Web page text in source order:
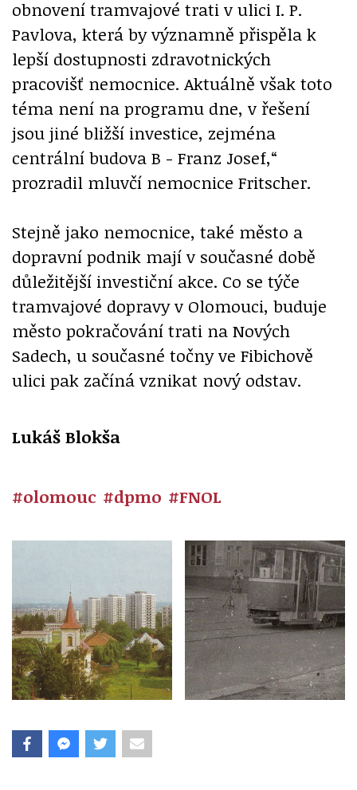
obnovení tramvajové trati v ulici I. P.
Pavlova, která by významně přispěla k
lepší dostupnosti zdravotnických
pracovišť nemocnice. Aktuálně však toto
téma není na programu dne, v řešení
jsou jiné bližší investice, zejména
centrální budova B - Franz Josef,“
prozradil mluvčí nemocnice Fritscher.
Stejně jako nemocnice, také město a
dopravní podnik mají v současné době
důležitější investiční akce. Co se týče
tramvajové dopravy v Olomouci, buduje
město pokračování trati na Nových
Sadech, u současné točny ve Fibichově
ulici pak začíná vznikat nový odstav.
Lukáš Blokša
#olomouc #dpmo #FNOL